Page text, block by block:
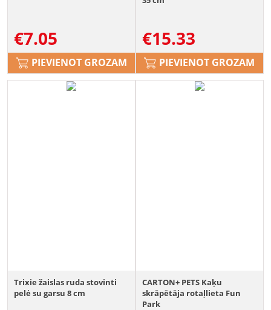
€7.05
PIEVIENOT GROZAM
€15.33
PIEVIENOT GROZAM
Trixie žaislas ruda stovinti
pelė su garsu 8 cm
CARTON+ PETS Kaķu
skrāpētāja rotaļlieta Fun
Park